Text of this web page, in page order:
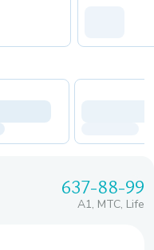
637-88-99
A1, МТС, Life